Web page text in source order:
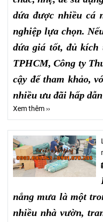
dứa được nhiều cá
nghiệp lựa chọn.
dứa giá tốt, đủ
TPHCM, Công ty
cậy để tham khảo,
nhiều ưu đãi hấp
Xem thêm ››
nắng mưa là một
nhiều nhà vườn,